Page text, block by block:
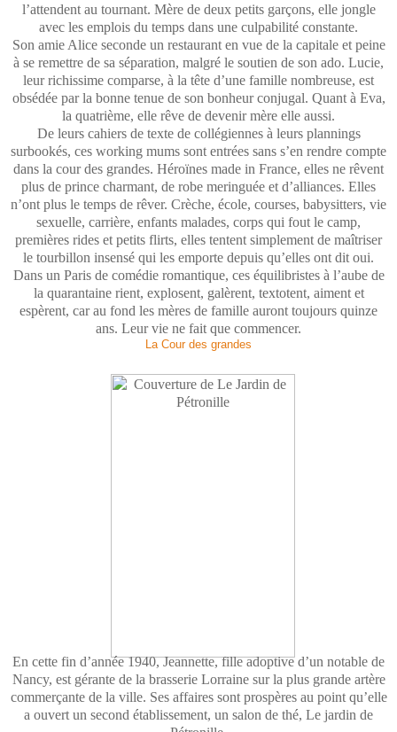
l’attendent au tournant. Mère de deux petits garçons, elle jongle
avec les emplois du temps dans une culpabilité constante.
Son amie Alice seconde un restaurant en vue de la capitale et peine
à se remettre de sa séparation, malgré le soutien de son ado. Lucie,
leur richissime comparse, à la tête d’une famille nombreuse, est
obsédée par la bonne tenue de son bonheur conjugal. Quant à Eva,
la quatrième, elle rêve de devenir mère elle aussi.
De leurs cahiers de texte de collégiennes à leurs plannings
surbookés, ces working mums sont entrées sans s’en rendre compte
dans la cour des grandes. Héroïnes made in France, elles ne rêvent
plus de prince charmant, de robe meringuée et d’alliances. Elles
n’ont plus le temps de rêver. Crèche, école, courses, babysitters, vie
sexuelle, carrière, enfants malades, corps qui fout le camp,
premières rides et petits flirts, elles tentent simplement de maîtriser
le tourbillon insensé qui les emporte depuis qu’elles ont dit oui.
Dans un Paris de comédie romantique, ces équilibristes à l’aube de
la quarantaine rient, explosent, galèrent, textotent, aiment et
espèrent, car au fond les mères de famille auront toujours quinze
ans. Leur vie ne fait que commencer.
La Cour des grandes
En cette fin d’année 1940, Jeannette, fille adoptive d’un notable de
Nancy, est gérante de la brasserie Lorraine sur la plus grande artère
commerçante de la ville. Ses affaires sont prospères au point qu’elle
a ouvert un second établissement, un salon de thé, Le jardin de